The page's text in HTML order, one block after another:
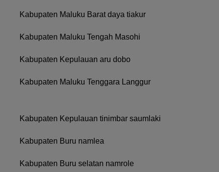
Kabupaten Maluku Barat daya tiakur
Kabupaten Maluku Tengah Masohi
Kabupaten Kepulauan aru dobo
Kabupaten Maluku Tenggara Langgur
Kabupaten Kepulauan tinimbar saumlaki
Kabupaten Buru namlea
Kabupaten Buru selatan namrole